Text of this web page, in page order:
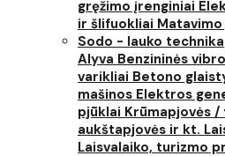
gręžimo įrenginiai
ir šlifuokliai
Sodo - lauko technika
Alyva Benzininės
varikliai Betono
mašinos Elektros
pjūklai Krūmapjovės
aukštapjovės ir kt.
Laisvalaiko, turizmo